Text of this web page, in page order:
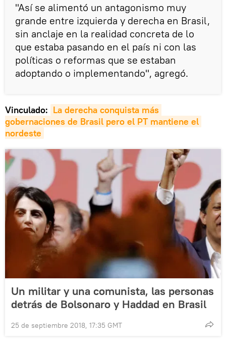
"Así se alimentó un antagonismo muy
grande entre izquierda y derecha en Brasil,
sin anclaje en la realidad concreta de lo
que estaba pasando en el país ni con las
políticas o reformas que se estaban
adoptando o implementando", agregó.
Vinculado: La derecha conquista más
gobernaciones de Brasil pero el PT mantiene el
nordeste
Un militar y una comunista, las personas
detrás de Bolsonaro y Haddad en Brasil
25 de septiembre 2018, 17:35 GMT